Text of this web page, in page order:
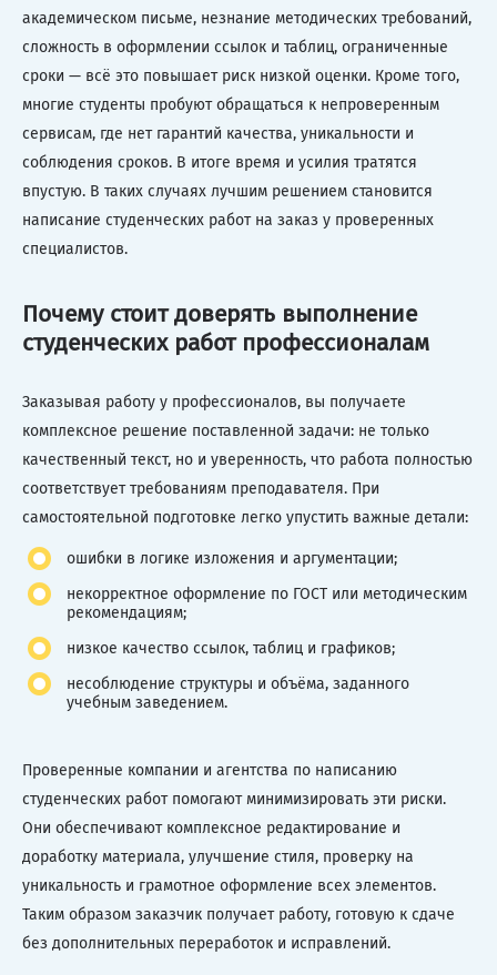
академическом письме, незнание методических требований,
сложность в оформлении ссылок и таблиц, ограниченные
сроки — всё это повышает риск низкой оценки. Кроме того,
многие студенты пробуют обращаться к непроверенным
сервисам, где нет гарантий качества, уникальности и
соблюдения сроков. В итоге время и усилия тратятся
впустую. В таких случаях лучшим решением становится
написание студенческих работ на заказ у проверенных
специалистов.
Почему стоит доверять выполнение
студенческих работ профессионалам
Заказывая работу у профессионалов, вы получаете
комплексное решение поставленной задачи: не только
качественный текст, но и уверенность, что работа полностью
соответствует требованиям преподавателя. При
самостоятельной подготовке легко упустить важные детали:
ошибки в логике изложения и аргументации;
некорректное оформление по ГОСТ или методическим
рекомендациям;
низкое качество ссылок, таблиц и графиков;
несоблюдение структуры и объёма, заданного
учебным заведением.
Проверенные компании и агентства по написанию
студенческих работ помогают минимизировать эти риски.
Они обеспечивают комплексное редактирование и
доработку материала, улучшение стиля, проверку на
уникальность и грамотное оформление всех элементов.
Таким образом заказчик получает работу, готовую к сдаче
без дополнительных переработок и исправлений.